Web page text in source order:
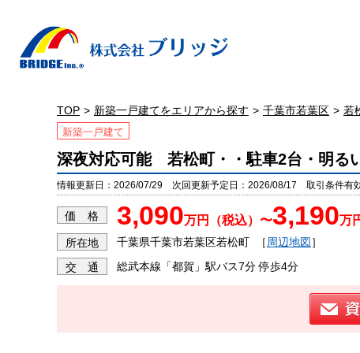
TOP 新築一戸建てをエリアから探す 千葉市若葉区 若
新築一戸建て
深夜対応可能 若松町・・駐車2台・明る
情報更新日：2026/07/29 次回更新予定日：2026/08/17 取引条件有
価 格 3,090万円（税込）〜3,190万
所在地 千葉県千葉市若葉区若松町 ［ 周辺地図］
交 通 総武本線「都賀」駅バス7分 停歩4分